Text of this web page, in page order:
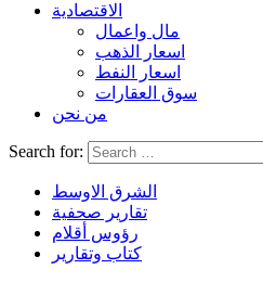
الاقتصادية
مال واعمال
اسعار الذهب
اسعار النفط
سوق العقارات
من نحن
Search for:
الشرق الاوسط
تقارير صحفية
رؤوس أقلام
كتاب وتقارير